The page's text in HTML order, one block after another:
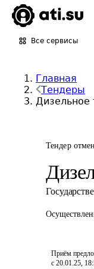
Все сервисы
Главная
Тендеры
Дизельное
Тендер
Приём
с 20.01.25,